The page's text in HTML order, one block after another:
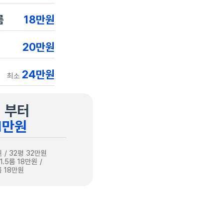
18만원
20만원
최소 24만원
터
원
/ 32평 32만원
룸 18만원 /
18만원